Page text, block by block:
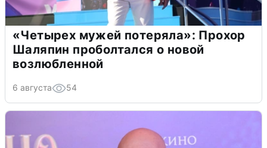
«Четырех мужей потеряла»: Прохор
Шаляпин проболтался о новой
возлюбленной
6 августа 54